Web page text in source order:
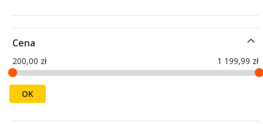
Cena
200,00 zł 1 199,99 zł
OK